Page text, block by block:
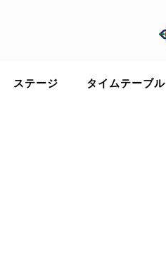
ステージ タイムテーブル